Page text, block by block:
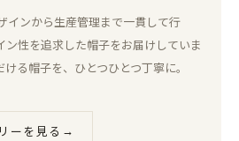
インから生産管理まで一貫して行
ン性を追求した帽子をお届けしていま
る帽子を、ひとつひとつ丁寧に。
ーを見る →